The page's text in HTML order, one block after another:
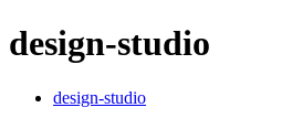
design-studio
design-studio